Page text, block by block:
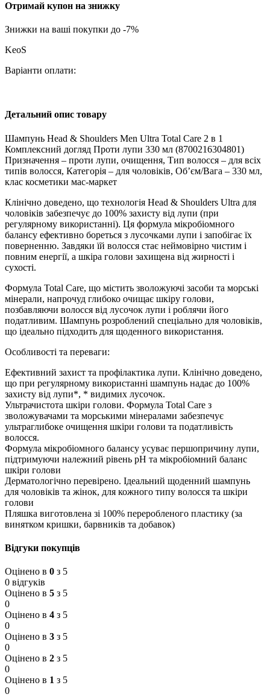
Отримай купон на знижку
Знижки на ваші покупки до -7%
KeoS
Варіанти оплати:
Детальний опис товару
Шампунь Head & Shoulders Men Ultra Total Care 2 в 1
Комплексний догляд Проти лупи 330 мл (8700216304801)
Призначення – проти лупи, очищення, Тип волосся – для всіх
типів волосся, Категорія – для чоловіків, Об’єм/Вага – 330 мл,
клас косметики мас-маркет
Клінічно доведено, що технологія Head & Shoulders Ultra для
чоловіків забезпечує до 100% захисту від лупи (при
регулярному використанні). Ця формула мікробіомного
балансу ефективно бореться з лусочками лупи і запобігає їх
поверненню. Завдяки їй волосся стає неймовірно чистим і
повним енергії, а шкіра голови захищена від жирності і
сухості.
Формула Total Care, що містить зволожуючі засоби та морські
мінерали, напрочуд глибоко очищає шкіру голови,
позбавляючи волосся від лусочок лупи і роблячи його
податливим. Шампунь розроблений спеціально для чоловіків,
що ідеально підходить для щоденного використання.
Особливості та переваги:
Ефективний захист та профілактика лупи. Клінічно доведено,
що при регулярному використанні шампунь надає до 100%
захисту від лупи*, * видимих ​​лусочок.
Ультрачистота шкіри голови. Формула Total Care з
зволожувачами та морськими мінералами забезпечує
ультраглибоке очищення шкіри голови та податливість
волосся.
Формула мікробіомного балансу усуває першопричину лупи,
підтримуючи належний рівень pH та мікробіомний баланс
шкіри голови
Дерматологічно перевірено. Ідеальний щоденний шампунь
для чоловіків та жінок, для кожного типу волосся та шкіри
голови
Пляшка виготовлена ​​зі 100% переробленого пластику (за
винятком кришки, барвників та добавок)
Відгуки покупців
Оцінено в 0 з 5
0 відгуків
Оцінено в 5 з 5
0
Оцінено в 4 з 5
0
Оцінено в 3 з 5
0
Оцінено в 2 з 5
0
Оцінено в 1 з 5
0